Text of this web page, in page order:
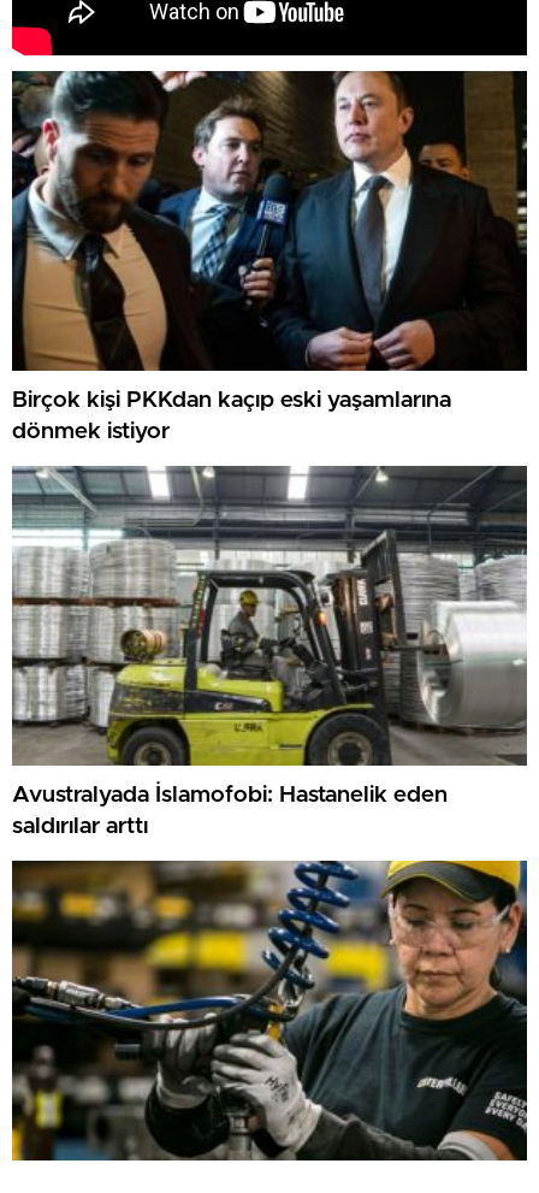
Birçok kişi PKKdan kaçıp eski yaşamlarına
dönmek istiyor
Avustralyada İslamofobi: Hastanelik eden
saldırılar arttı